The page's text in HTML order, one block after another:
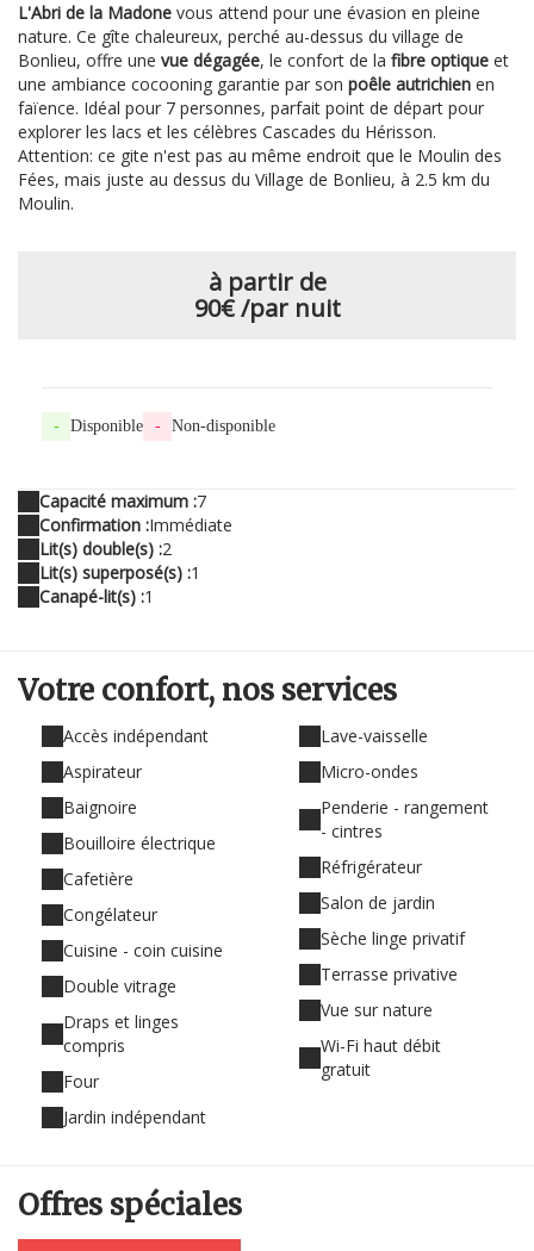
L'Abri de la Madone vous attend pour une évasion en pleine
nature. Ce gîte chaleureux, perché au-dessus du village de
Bonlieu, offre une vue dégagée, le confort de la fibre optique et
une ambiance cocooning garantie par son poêle autrichien en
faïence. Idéal pour 7 personnes, parfait point de départ pour
explorer les lacs et les célèbres Cascades du Hérisson.
Attention: ce gite n'est pas au même endroit que le Moulin des
Fées, mais juste au dessus du Village de Bonlieu, à 2.5 km du
Moulin.
à partir de
90€/par nuit
- Disponible - Non-disponible
Capacité maximum :7
Confirmation :Immédiate
Lit(s) double(s) :2
Lit(s) superposé(s) :1
Canapé-lit(s) :1
Votre confort, nos services
Accès indépendant
Aspirateur
Baignoire
Bouilloire électrique
Cafetière
Congélateur
Cuisine - coin cuisine
Double vitrage
Draps et linges
compris
Four
Jardin indépendant
Lave-vaisselle
Micro-ondes
Penderie - rangement
- cintres
Réfrigérateur
Salon de jardin
Sèche linge privatif
Terrasse privative
Vue sur nature
Wi-Fi haut débit
gratuit
Offres spéciales